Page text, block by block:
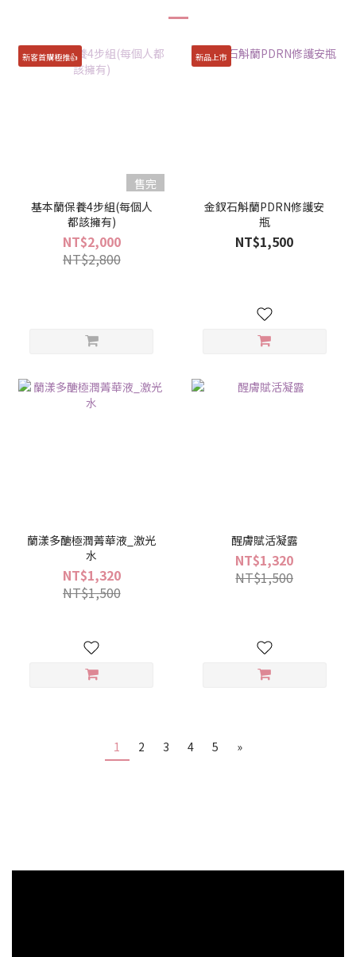
新客首購極推👍
售完
基本蘭保養4步組(每個人
都該擁有)
NT$2,000
NT$2,800
新品上市
金釵石斛蘭PDRN修護安
瓶
NT$1,500
蘭漾多醣極潤菁華液_激光
水
NT$1,320
NT$1,500
醒膚賦活凝露
NT$1,320
NT$1,500
1 2 3 4 5 »